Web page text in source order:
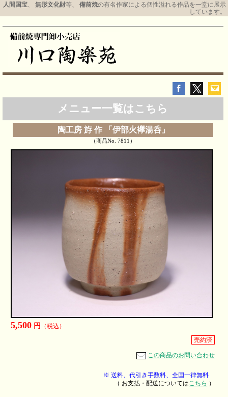
人間国宝、 無形文化財等、 備前焼の有名作家による個性溢れる作品を一堂に展示
しています。
メニュー一覧はこちら
陶工房 斿 作 「伊部火襷湯呑」
（商品No. 7811）
5,500 円
（税込）
売約済
この商品のお問い合わせ
※ 送料、代引き手数料、全国一律無料
（ お支払・配送については こちら ）